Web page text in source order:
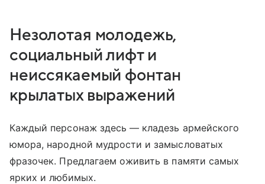
Незолотая молодежь,
социальный лифт и
неиссякаемый фонтан
крылатых выражений
Каждый персонаж здесь — кладезь армейского
юмора, народной мудрости и замысловатых
фразочек. Предлагаем оживить в памяти самых
ярких и любимых.